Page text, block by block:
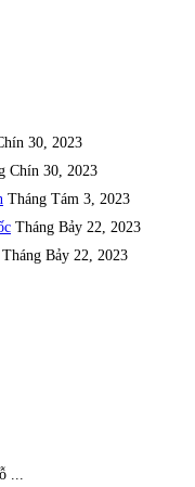
30, 2023
Chín 30, 2023
Tháng Tám 3, 2023
Tháng Bảy 22, 2023
Tháng Bảy 22, 2023
...